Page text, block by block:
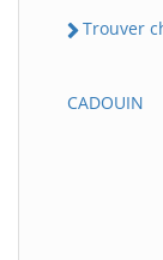
Trouver
CADOUIN